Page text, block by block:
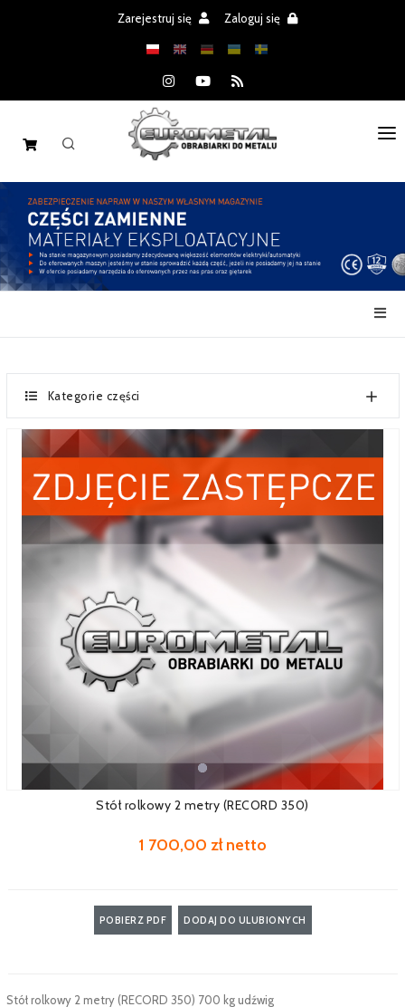
Zarejestruj się Zaloguj się
MASZYNY
CZĘŚCI
SERWIS
FINANSOWANIE
KATALOGI
Kategorie części
Stół rolkowy 2 metry (RECORD 350)
1 700,00 zł netto
POBIERZ PDF DODAJ DO ULUBIONYCH
Stół rolkowy 2 metry (RECORD 350) 700 kg udźwig